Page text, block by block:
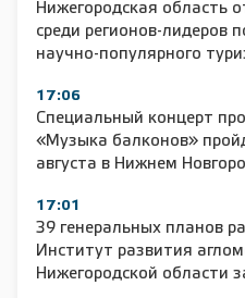
Нижегородская область
среди регионов-лидеров
научно-популярного
17:06
Специальный концерт
«Музыка балконов»
августа в Нижнем
17:01
39 генеральных планов
Институт развития
Нижегородской области